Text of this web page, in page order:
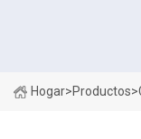
Hogar>Productos>